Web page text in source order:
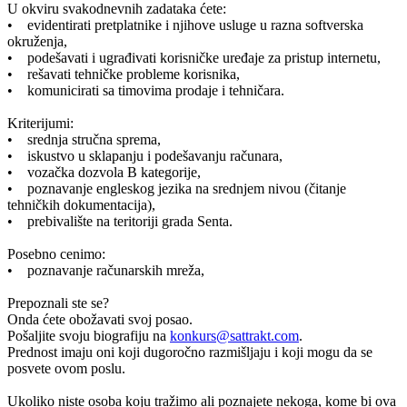
U okviru svakodnevnih zadataka ćete:
• evidentirati pretplatnike i njihove usluge u razna softverska
okruženja,
• podešavati i ugrađivati korisničke uređaje za pristup internetu,
• rešavati tehničke probleme korisnika,
• komunicirati sa timovima prodaje i tehničara.
Kriterijumi:
• srednja stručna sprema,
• iskustvo u sklapanju i podešavanju računara,
• vozačka dozvola B kategorije,
• poznavanje engleskog jezika na srednjem nivou (čitanje
tehničkih dokumentacija),
• prebivalište na teritoriji grada Senta.
Posebno cenimo:
• poznavanje računarskih mreža,
Prepoznali ste se?
Onda ćete obožavati svoj posao.
Pošaljite svoju biografiju na konkurs@sattrakt.com.
Prednost imaju oni koji dugoročno razmišljaju i koji mogu da se
posvete ovom poslu.
Ukoliko niste osoba koju tražimo ali poznajete nekoga, kome bi ova